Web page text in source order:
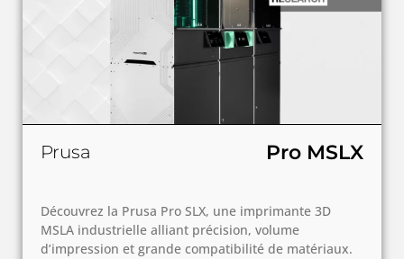
Prusa Pro MSLX
Découvrez la Prusa Pro SLX, une imprimante 3D
MSLA industrielle alliant précision, volume
d’impression et grande compatibilité de matériaux.